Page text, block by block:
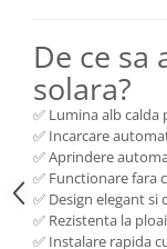
De ce sa
solara?
✅ Lumina alb
✅ Incarcare
✅ Aprindere
✅ Functionare fara
✅ Design elegant si
✅ Rezistenta la
✅ Instalare rapida